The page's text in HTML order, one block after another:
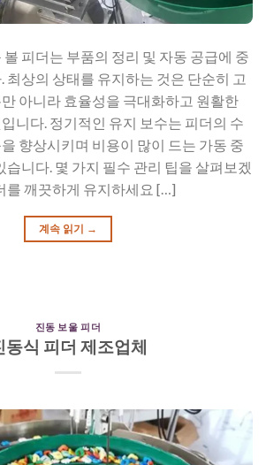
피더는 부품의 정리 및 자동 공급에 중
최상의 상태를 유지하는 것은 단순히 고
아니라 효율성을 극대화하고 원활한
니다. 정기적인 유지 보수는 피더의 수
향상시키며 비용이 많이 드는 가동 중
습니다. 몇 가지 필수 관리 팁을 살펴보겠
를 깨끗하게 유지하세요 […]
계속 읽기 →
진동 보울 피더
동식 피더 제조업체